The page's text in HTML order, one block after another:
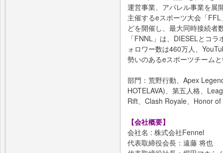
運営事業、アパレル事業を展
主催するeスポーツ大会「
どを開催し、最大同時接続者
「FNNL」は、DIESELとコ
ォロワー数は460万人、
勢いのあるeスポーツチーム
部門：荒野行動、Apex
HOTELAVA)、第五人格、
Rift、Clash Royale、Honor
【会社概要】
会社名 : 株式会社Fennel
代表取締役会長：遠藤 将也